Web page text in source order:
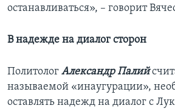
останавливаться», – говорит
В надежде на диалог сторон
Политолог Александр Палий
называемой «инаугурации»,
оставлять надежд на диалог с